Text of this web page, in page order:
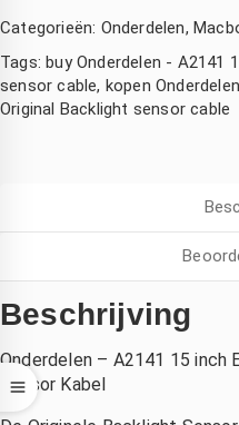
Categorieën: Onderdelen,
Tags:buy Onderdelen - A2141
sensor cable, kopen
Original Backlight sensor cable
Beschrijving
Onderdelen – A2141 15 inch
Sensor Kabel
kon
compute
gemaakt
.laten
echt die
meer te
redden ,
2 dagen
had ik
mijn
Bij